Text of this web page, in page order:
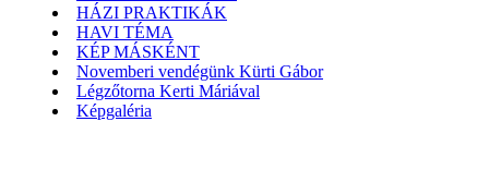
HÁZI PRAKTIKÁK
HAVI TÉMA
KÉP MÁSKÉNT
Novemberi vendégünk Kürti Gábor
Légzőtorna Kerti Máriával
Képgaléria